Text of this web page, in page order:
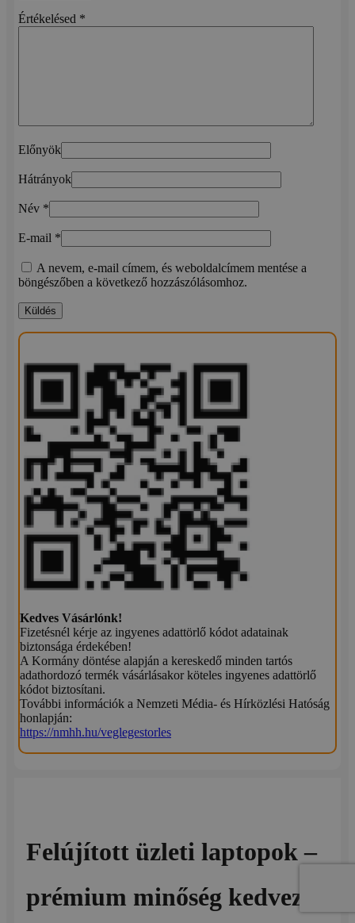
Értékelésed *
Előnyök
Hátrányok
Név *
E-mail *
A nevem, e-mail címem, és weboldalcímem mentése a
böngészőben a következő hozzászólásomhoz.
Kedves Vásárlónk!
Fizetésnél kérje az ingyenes adattörlő kódot adatainak
biztonsága érdekében!
A Kormány döntése alapján a kereskedő minden tartós
adathordozó termék vásárlásakor köteles ingyenes adattörlő
kódot biztosítani.
További információk a Nemzeti Média- és Hírközlési Hatóság
honlapján:
https://nmhh.hu/veglegestorles
Felújított üzleti laptopok –
prémium minőség kedvező